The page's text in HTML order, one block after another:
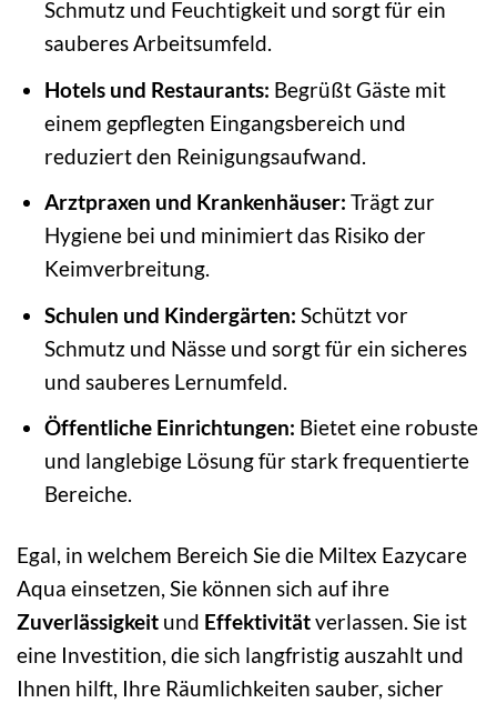
Schmutz und Feuchtigkeit und sorgt für ein
sauberes Arbeitsumfeld.
Hotels und Restaurants: Begrüßt Gäste mit
einem gepflegten Eingangsbereich und
reduziert den Reinigungsaufwand.
Arztpraxen und Krankenhäuser: Trägt zur
Hygiene bei und minimiert das Risiko der
Keimverbreitung.
Schulen und Kindergärten: Schützt vor
Schmutz und Nässe und sorgt für ein sicheres
und sauberes Lernumfeld.
Öffentliche Einrichtungen: Bietet eine robuste
und langlebige Lösung für stark frequentierte
Bereiche.
Egal, in welchem Bereich Sie die Miltex Eazycare
Aqua einsetzen, Sie können sich auf ihre
Zuverlässigkeit und Effektivitätverlassen. Sie ist
eine Investition, die sich langfristig auszahlt und
Ihnen hilft, Ihre Räumlichkeiten sauber, sicher